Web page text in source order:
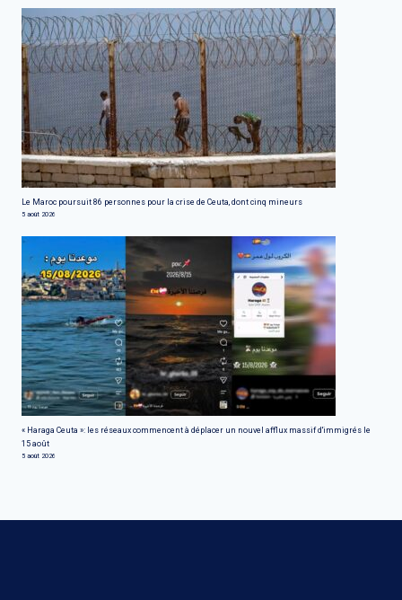
Le Maroc poursuit 86 personnes pour la crise de Ceuta, dont cinq mineurs
5 août 2026
« Haraga Ceuta »: les réseaux commencent à déplacer un nouvel afflux massif d'immigrés le
15 août
5 août 2026